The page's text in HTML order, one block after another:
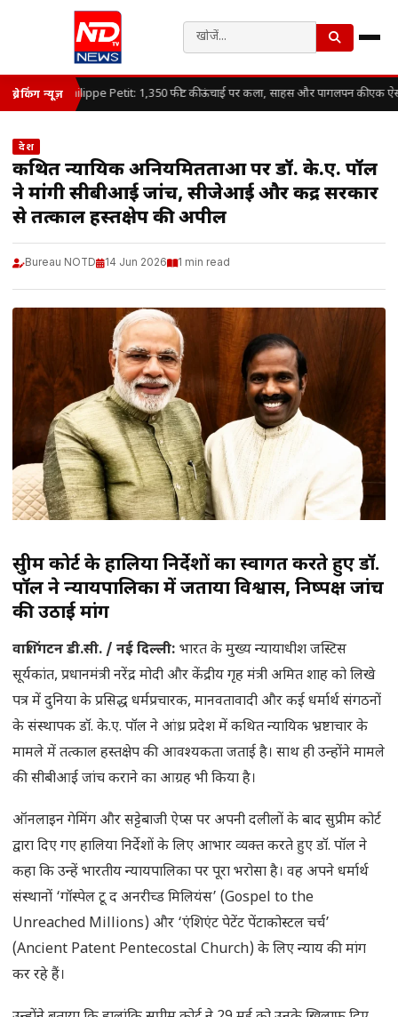
ब्रेकिंग न्यूज़Philippe Petit: 1,350 फीट की ऊंचाई पर कला, साहस और पागलपन की एक
देश
कथित न्यायिक अनियमितताओं पर डॉ. के.ए. पॉल
ने मांगी सीबीआई जांच, सीजेआई और केंद्र सरकार
से तत्काल हस्तक्षेप की अपील
Bureau NOTD 14 Jun 2026 1 min read
सुप्रीम कोर्ट के हालिया निर्देशों का स्वागत करते हुए डॉ.
पॉल ने न्यायपालिका में जताया विश्वास, निष्पक्ष जांच
की उठाई मांग
वाशिंगटन डी.सी. / नई दिल्ली: भारत के मुख्य न्यायाधीश जस्टिस
सूर्यकांत, प्रधानमंत्री नरेंद्र मोदी और केंद्रीय गृह मंत्री अमित शाह को लिखे
पत्र में दुनिया के प्रसिद्ध धर्मप्रचारक, मानवतावादी और कई धर्मार्थ संगठनों
के संस्थापक डॉ. के.ए. पॉल ने आंध्र प्रदेश में कथित न्यायिक भ्रष्टाचार के
मामले में तत्काल हस्तक्षेप की आवश्यकता जताई है। साथ ही उन्होंने मामले
की सीबीआई जांच कराने का आग्रह भी किया है।
ऑनलाइन गेमिंग और सट्टेबाजी ऐप्स पर अपनी दलीलों के बाद सुप्रीम कोर्ट
द्वारा दिए गए हालिया निर्देशों के लिए आभार व्यक्त करते हुए डॉ. पॉल ने
कहा कि उन्हें भारतीय न्यायपालिका पर पूरा भरोसा है। वह अपने धर्मार्थ
संस्थानों ‘गॉस्पेल टू द अनरीच्ड मिलियंस’ (Gospel to the
Unreached Millions) और ‘एंशिएंट पेटेंट पेंटाकोस्टल चर्च’
(Ancient Patent Pentecostal Church) के लिए न्याय की मांग
कर रहे हैं।